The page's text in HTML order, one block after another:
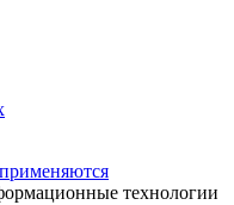
применяются
технологии